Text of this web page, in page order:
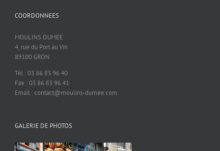
COORDONNEES
MOULINS DUMEE
4, rue du Port au Vin
89100 GRON
Tél : 03 86 83 96 40
Fax : 03 86 83 96 41
Email : contact@moulins-dumee.com
GALERIE DE PHOTOS